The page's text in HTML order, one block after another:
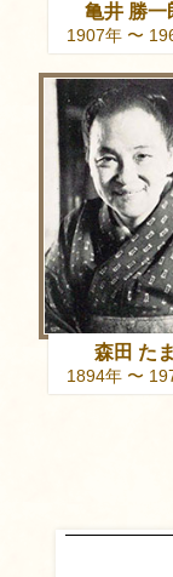
亀井 勝一
1907年 〜
森田 たま
1894年 〜